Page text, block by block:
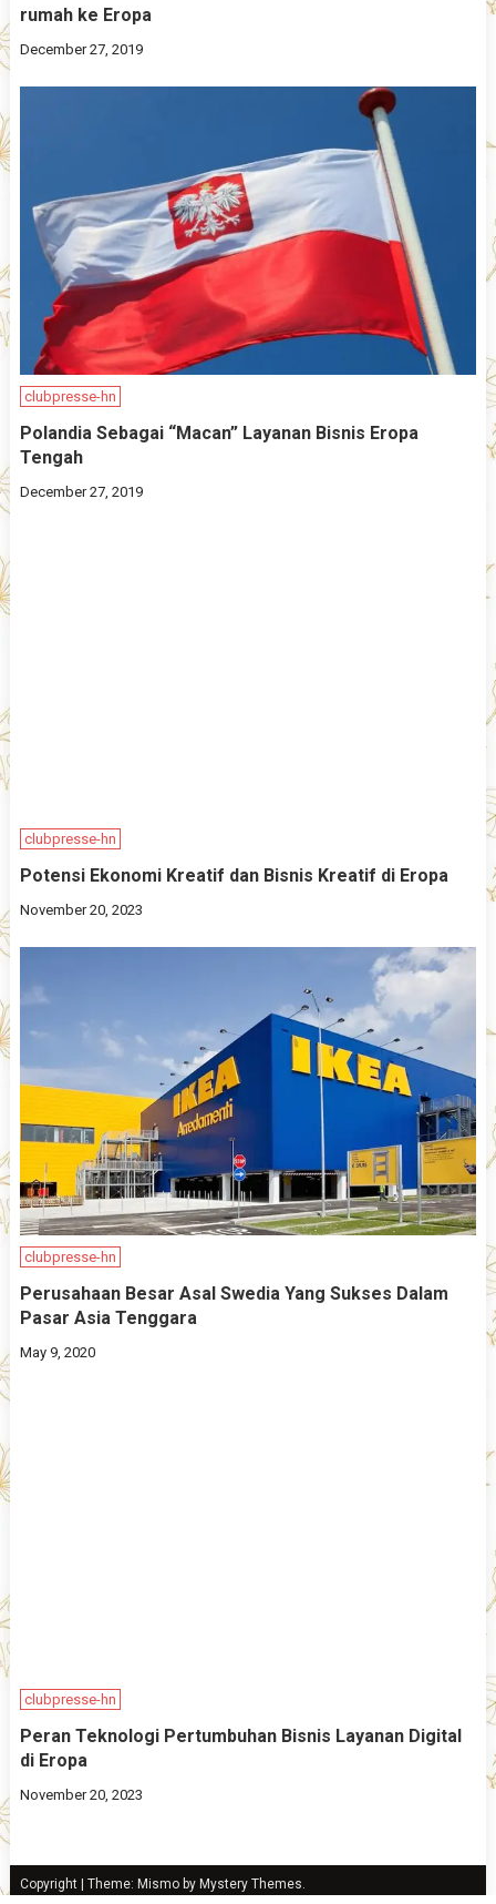
rumah ke Eropa
December 27, 2019
clubpresse-hn
Polandia Sebagai “Macan” Layanan Bisnis Eropa
Tengah
December 27, 2019
clubpresse-hn
Potensi Ekonomi Kreatif dan Bisnis Kreatif di Eropa
November 20, 2023
clubpresse-hn
Perusahaan Besar Asal Swedia Yang Sukses Dalam
Pasar Asia Tenggara
May 9, 2020
clubpresse-hn
Peran Teknologi Pertumbuhan Bisnis Layanan Digital
di Eropa
November 20, 2023
Copyright Theme: Mismo by Mystery Themes.